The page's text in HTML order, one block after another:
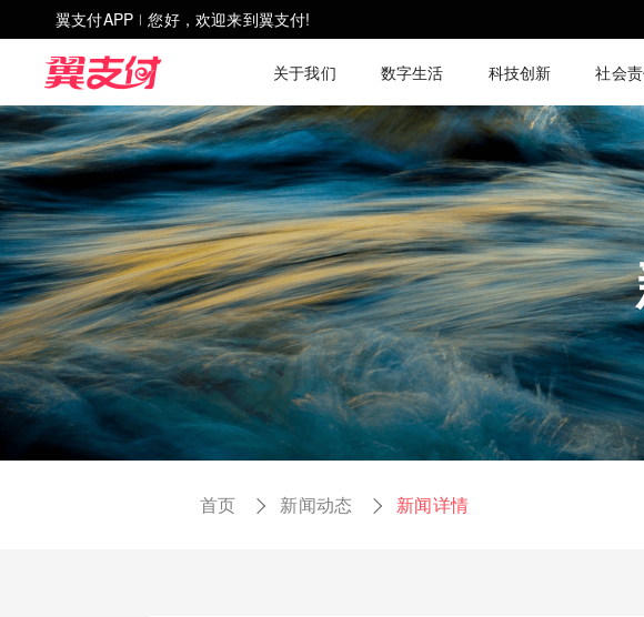
翼支付APP | 您好，欢迎来到翼支付!
关于我们 数字生活 科技创新 社会
首页 新闻动态 新闻详情